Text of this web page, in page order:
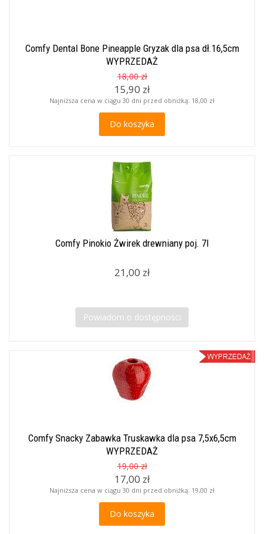
Comfy Dental Bone Pineapple Gryzak dla psa dł.16,5cm
WYPRZEDAŻ
18,00 zł
15,90 zł
Najniższa cena w ciągu 30 dni przed obniżką: 18,00 zł
Do koszyka
Comfy Pinokio Żwirek drewniany poj. 7l
21,00 zł
Powiadom o dostępności
Comfy Snacky Zabawka Truskawka dla psa 7,5x6,5cm
WYPRZEDAŻ
19,00 zł
17,00 zł
Najniższa cena w ciągu 30 dni przed obniżką: 19,00 zł
Do koszyka